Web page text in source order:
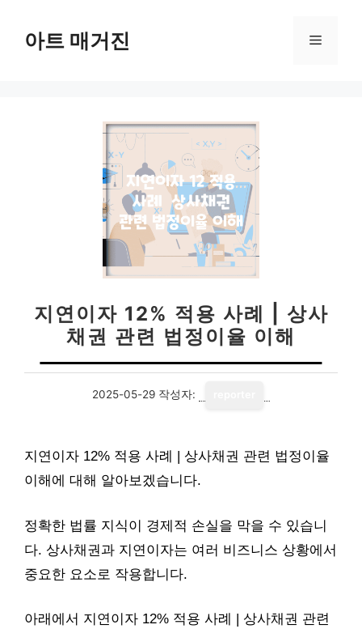
아트 매거진 메
지연이자 12% 적용 사례 | 상사
채권 관련 법정이율 이해
2025-05-29 작성자:
지연이자 12% 적용 사례 | 상사채권 관련 법정이율
이해에 대해 알아보겠습니다.
정확한 법률 지식이 경제적 손실을 막을 수 있습니
다. 상사채권과 지연이자는 여러 비즈니스 상황에서
중요한 요소로 작용합니다.
아래에서 지연이자 12% 적용 사례 | 상사채권 관련